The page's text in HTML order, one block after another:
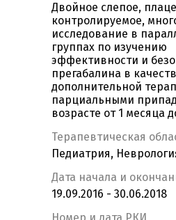
Двойное слепое,
контролируемое,
исследование в
группах по изучению
эффективности и
прегабалина в
дополнительной
парциальными
возрасте от 1 месяца
Терапевтическая
Педиатрия,
Дата начала и
19.09.2016 - 30.06.2018